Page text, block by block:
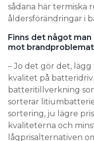
sådana här termiska
åldersförändringar i
Finns det något
mot
– Jo det gör det,
kvalitet på
batteritillverkning
sorterar
sortering, ju lägre
kvaliteterna och
lågprisalternativen